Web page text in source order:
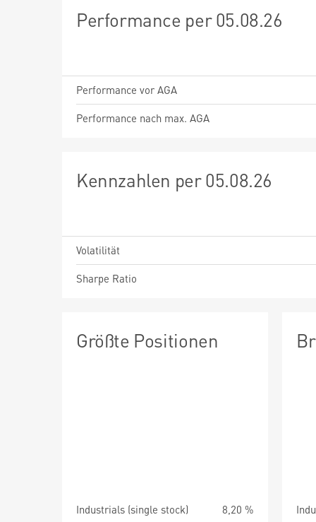
Performance per 05.08.26
Performance vor AGA
Performance nach max. AGA
Kennzahlen per 05.08.26
Volatilität
Sharpe Ratio
Größte Positionen
Industrials (single stock)
8,20 %